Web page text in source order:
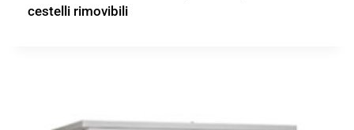
cestelli rimovibili